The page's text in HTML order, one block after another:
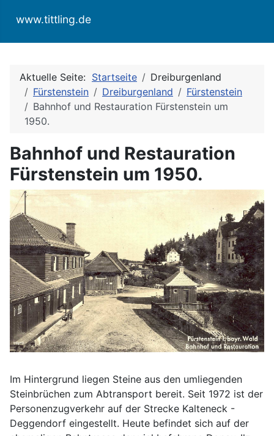
www.tittling.de
Aktuelle Seite: Startseite
Dreiburgenland
Fürstenstein
Dreiburgenland
Fürstenstein
Bahnhof und Restauration Fürstenstein um
1950.
Bahnhof und Restauration
Fürstenstein um 1950.
Im Hintergrund liegen Steine aus den umliegenden
Steinbrüchen zum Abtransport bereit. Seit 1972 ist der
Personenzugverkehr auf der Strecke Kalteneck -
Deggendorf eingestellt. Heute befindet sich auf der